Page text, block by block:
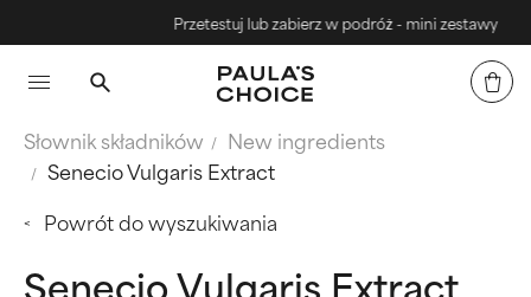
Przetestuj lub zabierz w podróż - mini zestawy
Słownik składników
New ingredients
Senecio Vulgaris Extract
Powrót do wyszukiwania
Senecio Vulgaris Extract